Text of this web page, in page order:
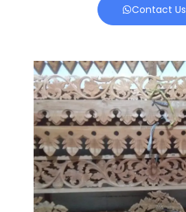
Contact Us